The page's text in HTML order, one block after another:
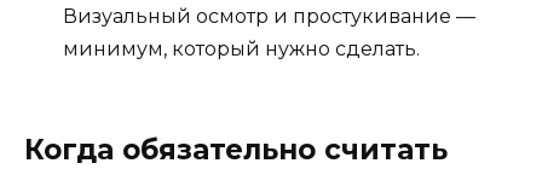
Визуальный осмотр и простукивание —
минимум, который нужно сделать.
Когда обязательно считать